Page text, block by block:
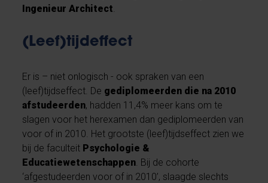
Ingenieur Architect
(Leef)tijdeffect
Er is – niet onlogisch - ook spraken van een
(leef)tijdseffect. De gediplomeerden die na 2010
afstudeerden, hadden 11,4% meer kans om te
slagen voor het herexamen dan gediplomeerden van
voor of in 2010. Het grootste (leef)tijdseffect zien we
bij de faculteit Psychologie &
Educatiewetenschappen . Bij de cohorte
‘afgestudeerden voor of in 2010’, slaagde slechts